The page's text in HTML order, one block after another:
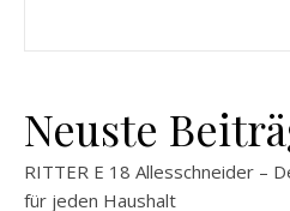
Neuste
RITTER E 18 Allesschneider –
für jeden Haushalt